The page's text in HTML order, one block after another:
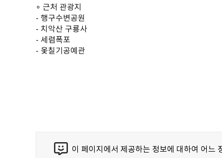
∘ 근처 관광지
- 행구수변공원
- 치악산 구룡사
- 세렴폭포
- 옻칠기공예관
이 페이지에서 제공하는 정보에 대하여 어느